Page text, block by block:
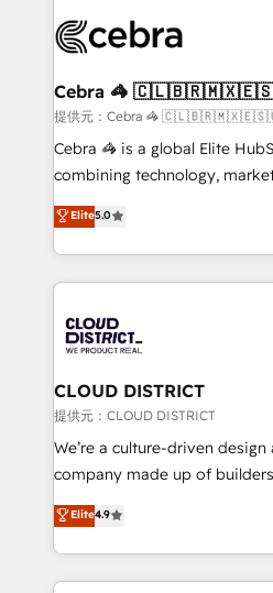
implementations, and 5,000+
CS: 245% organic growth &
full-funnel HubSpot project ✨
boost with a new HubSpot site Recognized
🏆 HubSpot Platform
Inbound Campaign of the
Award for Best Website 🌟
Cebra 🦓
提供元：Cebra 🦓
Cebra 🦓 is a global Elite
combining technology,
expertise across Latin
Europe, with teams across 7
we combine local insight
help businesses grow
500+ HubSpot
end solutions that integrate
inbound and loop marketing,
creativity. Our multicultural
Portuguese, and English to
that drive measurable growth. 🌎 Highlights: • 10+
Platform Migration
Year LATAM 2022, 2023,
Elite5.0
CLOUD DISTRICT
提供元：CLOUD DISTRICT
We’re a culture-driven
company made up of
thinkers. We blend strategy,
development—always fueled
ideas, opportunities, and
experiences. To us,
Elite4.9